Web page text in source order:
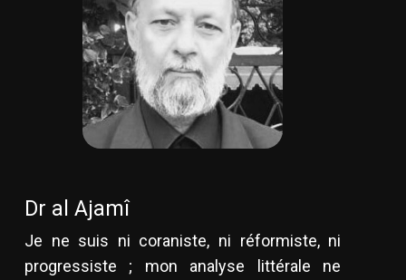
Dr al Ajamî
Je ne suis ni coraniste, ni réformiste, ni
progressiste ; mon analyse littérale ne